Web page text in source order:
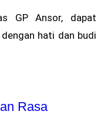
GP Ansor, dapat
hati dan budi
Rasa